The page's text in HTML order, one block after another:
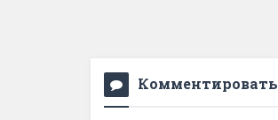
Комментировать